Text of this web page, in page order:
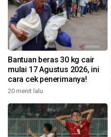
Bantuan beras 30 kg cair
mulai 17 Agustus 2026, ini
cara cek penerimanya!
20 menit lalu